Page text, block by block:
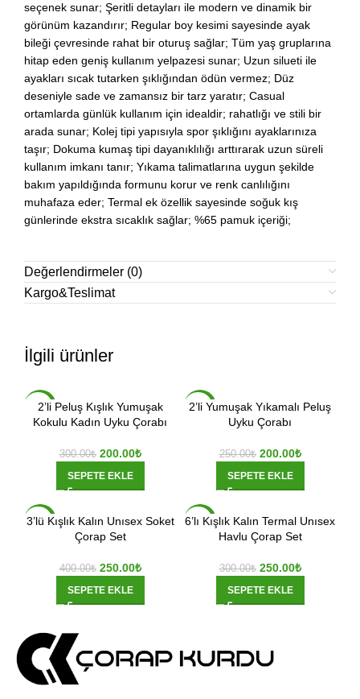
seçenek sunar; Şeritli detayları ile modern ve dinamik bir
görünüm kazandırır; Regular boy kesimi sayesinde ayak
bileği çevresinde rahat bir oturuş sağlar; Tüm yaş gruplarına
hitap eden geniş kullanım yelpazesi sunar; Uzun silueti ile
ayakları sıcak tutarken şıklığından ödün vermez; Düz
deseniyle sade ve zamansız bir tarz yaratır; Casual
ortamlarda günlük kullanım için idealdir; rahatlığı ve stili bir
arada sunar; Kolej tipi yapısıyla spor şıklığını ayaklarınıza
taşır; Dokuma kumaş tipi dayanıklılığı arttırarak uzun süreli
kullanım imkanı tanır; Yıkama talimatlarına uygun şekilde
bakım yapıldığında formunu korur ve renk canlılığını
muhafaza eder; Termal ek özellik sayesinde soğuk kış
günlerinde ekstra sıcaklık sağlar; %65 pamuk içeriği;
Değerlendirmeler (0)
Kargo&Teslimat
İlgili ürünler
-33%
2’li Peluş Kışlık Yumuşak
Kokulu Kadın Uyku Çorabı
300.00₺ 200.00₺
SEPETE EKLE
-20%
2’li Yumuşak Yıkamalı Peluş
Uyku Çorabı
250.00₺ 200.00₺
SEPETE EKLE
-38%
3’lü Kışlık Kalın Unısex Soket
Çorap Set
400.00₺ 250.00₺
SEPETE EKLE
-17%
6’lı Kışlık Kalın Termal Unısex
Havlu Çorap Set
300.00₺ 250.00₺
SEPETE EKLE